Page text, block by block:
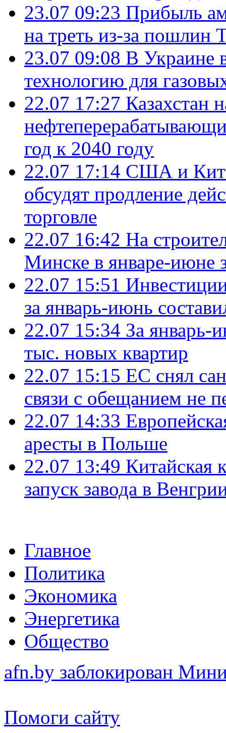
23.07 09:23 Прибыль
на треть из-за пошлин
23.07 09:08 В Украине
технологию для
22.07 17:27 Казахстан
год к 2040 году
22.07 17:14 США и
обсудят продление
торговле
22.07 16:42 На
Минске в январе-июне
22.07 15:51
за январь-июнь
22.07 15:34 За январь-
тыс. новых квартир
22.07 15:15 ЕС снял
связи с обещанием не
22.07 14:33
аресты в Польше
22.07 13:49 Китайская
запуск завода в
Главное
Политика
Экономика
Энергетика
Общество
afn.by заблокирован
Помоги сайту